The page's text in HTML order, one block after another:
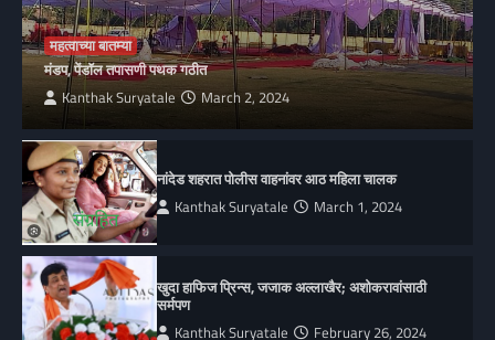
महत्वाच्या बातम्या
मंडप, पेंडॉल तपासणी पथक गठीत
Kanthak Suryatale March 2, 2024
नांदेड शहरात पोलीस वाहनांवर आठ महिला चालक
Kanthak Suryatale March 1, 2024
खुदा हाफिज प्रिन्स, जजाक अल्लाखैर; अशोकरावांसाठी
सर्मपण
Kanthak Suryatale February 26, 2024